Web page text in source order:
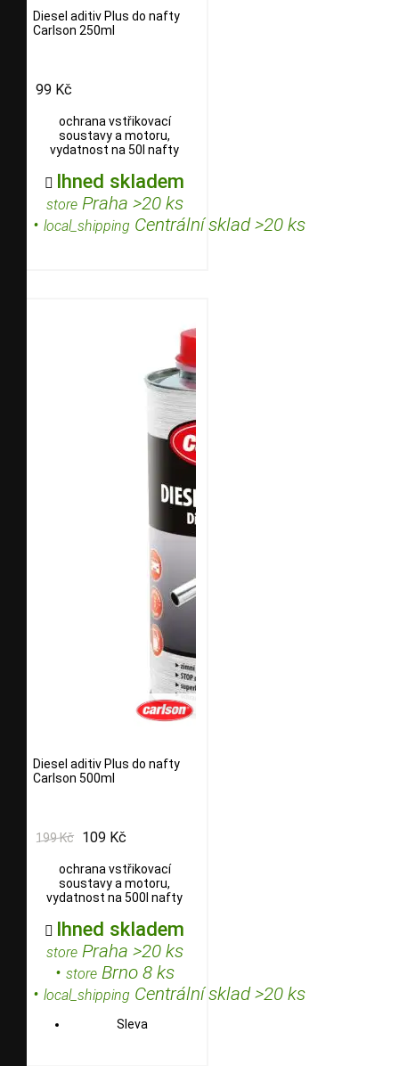
Diesel aditiv Plus do nafty
Carlson 250ml
99 Kč
ochrana vstřikovací
soustavy a motoru,
vydatnost na 50l nafty
 Ihned skladem
storePraha >20 ks
• local_shipping Centrální sklad >20 ks
Diesel aditiv Plus do nafty
Carlson 500ml
199 Kč 109 Kč
ochrana vstřikovací
soustavy a motoru,
vydatnost na 500l nafty
 Ihned skladem
storePraha >20 ks
• storeBrno 8 ks
• local_shipping Centrální sklad >20 ks
Sleva